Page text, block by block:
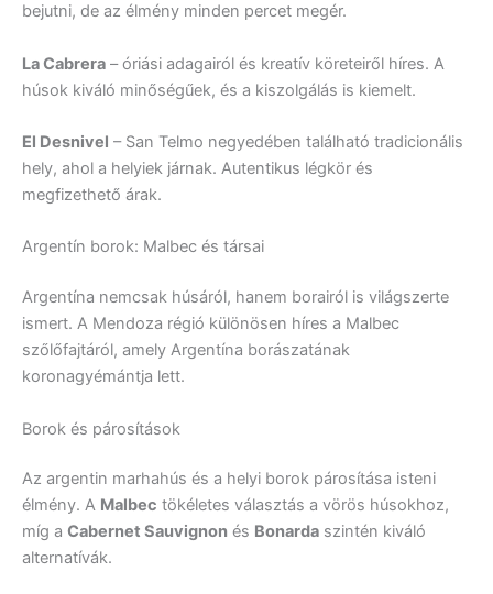
bejutni, de az élmény minden percet megér.
La Cabrera – óriási adagairól és kreatív köreteiről híres. A
húsok kiváló minőségűek, és a kiszolgálás is kiemelt.
El Desnivel – San Telmo negyedében található tradicionális
hely, ahol a helyiek járnak. Autentikus légkör és
megfizethető árak.
Argentín borok: Malbec és társai
Argentína nemcsak húsáról, hanem borairól is világszerte
ismert. A Mendoza régió különösen híres a Malbec
szőlőfajtáról, amely Argentína borászatának
koronagyémántja lett.
Borok és párosítások
Az argentin marhahús és a helyi borok párosítása isteni
élmény. A Malbec tökéletes választás a vörös húsokhoz,
míg a Cabernet Sauvignon és Bonarda szintén kiváló
alternatívák.